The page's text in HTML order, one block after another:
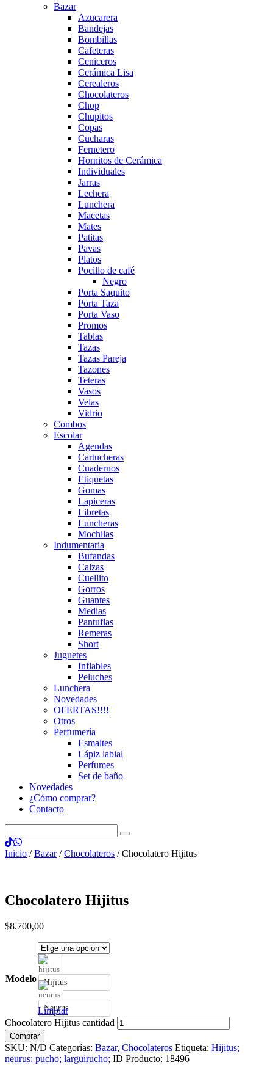
Bazar
Azucarera
Bandejas
Bombillas
Cafeteras
Ceniceros
Cerámica Lisa
Cerealeros
Chocolateros
Chop
Chupitos
Copas
Cucharas
Fernetero
Hornitos de Cerámica
Individuales
Jarras
Lechera
Lunchera
Macetas
Mates
Patitas
Pavas
Platos
Pocillo de café
Negro
Porta Saquito
Porta Taza
Porta Vaso
Promos
Tablas
Tazas
Tazas Pareja
Tazones
Teteras
Vasos
Velas
Vidrio
Combos
Escolar
Agendas
Cartucheras
Cuadernos
Etiquetas
Gomas
Lapiceras
Libretas
Luncheras
Mochilas
Indumentaria
Bufandas
Calzas
Cuellito
Gorros
Guantes
Medias
Pantuflas
Remeras
Short
Juguetes
Inflables
Peluches
Lunchera
Novedades
OFERTAS!!!!
Otros
Perfumería
Esmaltes
Lápiz labial
Perfumes
Set de baño
Novedades
¿Cómo comprar?
Contacto
Inicio /Bazar/Chocolateros / Chocolatero Hijitus
Chocolatero Hijitus
$8.700,00
Modelo Hijitus
Neurus
Limpiar
Chocolatero Hijitus cantidad
Comprar
SKU: N/D Categorías: Bazar, Chocolateros Etiqueta: Hijitus;
neurus; pucho; larguirucho; ID Producto: 18496